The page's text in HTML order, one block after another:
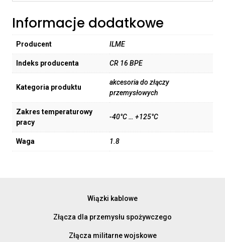
Informacje dodatkowe
Producent ILME
Indeks producenta CR 16 BPE
Kategoria produktu
akcesoria do złączy
przemysłowych
Zakres temperaturowy
pracy
-40°C … +125°C
Waga 1.8
Wiązki kablowe
Złącza dla przemysłu spożywczego
Złącza militarne wojskowe